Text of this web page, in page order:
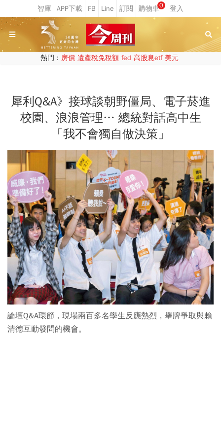
0
熱門： 房價 遺產稅免稅額 fed 高股息etf 美元
犀利Q&A》接球談朝野僵局、電子菸進
校園、浪浪管理… 總統對話高中生
「我不會獨自做決策」
論壇Q&A環節，現場兩百多名學生反應熱烈，舉牌爭取與賴
清德互動發問的機會。